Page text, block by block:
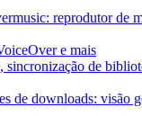
reprodutor de
e mais
sincronização de
de downloads: visão